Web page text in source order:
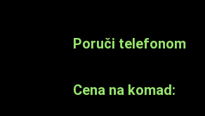
Poruči telefonom
Cena na komad: